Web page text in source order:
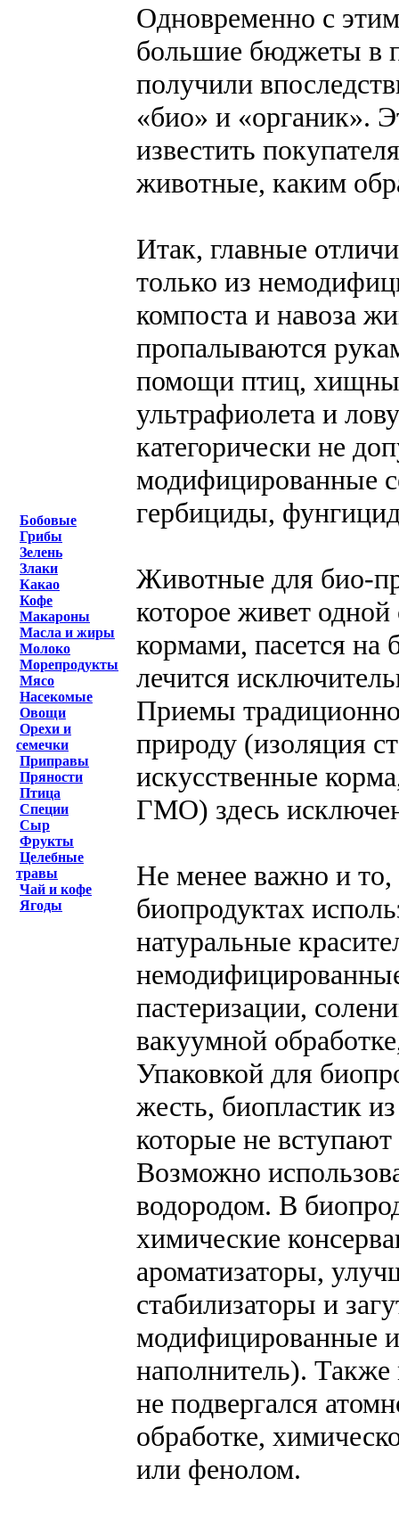
Бобовые
Грибы
Зелень
Злаки
Какао
Кофе
Макароны
Масла и жиры
Молоко
Морепродукты
Мясо
Насекомые
Овощи
Орехи и
семечки
Приправы
Пряности
Птица
Специи
Сыр
Фрукты
Целебные
травы
Чай и кофе
Ягоды
Одновременно с
большие бюджеты в
получили
«био» и «органик».
известить
животные, каким
Итак, главные
только из
компоста и навоза
пропалываются
помощи птиц,
ультрафиолета и
категорически не
модифицированные
гербициды,
Животные для био-
которое живет
кормами, пасется
лечится
Приемы
природу (изоляция
искусственные
ГМО) здесь
Не менее важно и то,
биопродуктах
натуральные
пастеризации,
вакуумной
Упаковкой для
жесть, биопластик
которые не
Возможно
водородом. В
химические
ароматизаторы,
стабилизаторы и
модифицированные
наполнитель).
не подвергался
обработке,
или фенолом.